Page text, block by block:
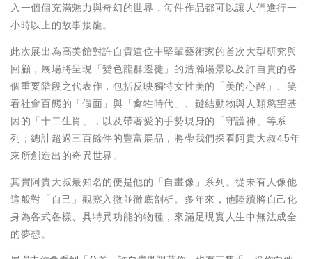
入一個個充滿魅力與奇幻的世界，每件作品都可以讓人們進行一
小時以上的故事接龍。
此次展出為高美館對許自貴這位中堅輩藝術家的首次大型研究與
回顧，展場將呈現「變色龍群遷徙」的浩瀚場景以及許自貴的各
個重要階段之代表作，包括反映獨特女性美的「美的心醉」、笑
看社會百態的「假面」與「禽牲時代」、鏈結動物與人類慾望基
因的「十二生肖」，以及帶著愛的手勢現身的「守護神」等系
列；總計超過三百餘件的豐富展品，將帶我們探看阿貴大叔45年
來所創造出的奇異世界。
其實阿貴大叔最知名的便是他的「自畫像」系列。從未有人像他
這般對「自己」觀察入微並徹底剖析。多年來，他陸續將自己化
身為各式各樣、具特異功能的物種，來滿足現實人生中無法成全
的夢想。